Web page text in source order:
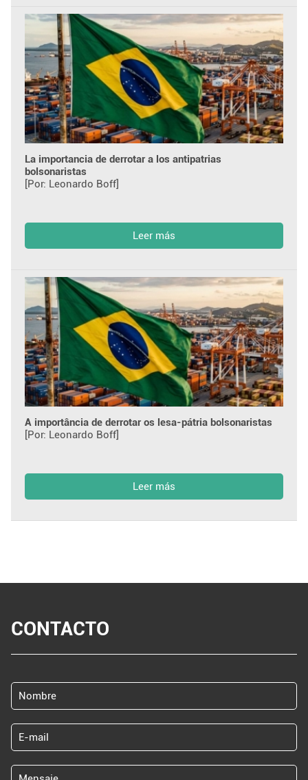
La importancia de derrotar a los antipatrias
bolsonaristas
[Por: Leonardo Boff]
Leer más
A importância de derrotar os lesa-pátria bolsonaristas
[Por: Leonardo Boff]
Leer más
CONTACTO